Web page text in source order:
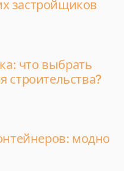
застройщиков
что выбрать
строительства?
модно